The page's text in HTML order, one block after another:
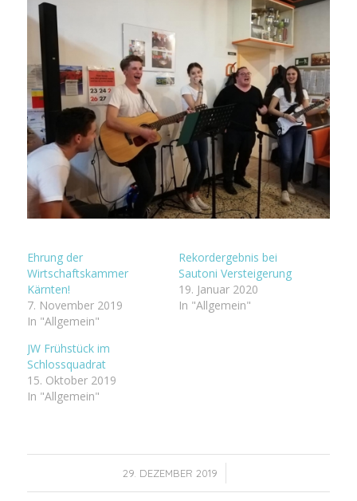
Ehrung der
Wirtschaftskammer
Kärnten!
7. November 2019
In "Allgemein"
Rekordergebnis bei
Sautoni Versteigerung
19. Januar 2020
In "Allgemein"
JW Frühstück im
Schlossquadrat
15. Oktober 2019
In "Allgemein"
29. DEZEMBER 2019
/